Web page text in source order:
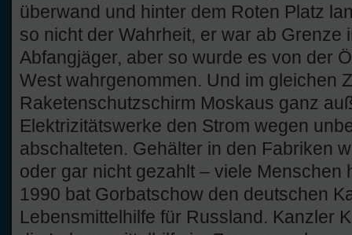
überwand und hinter dem Roten Platz
so nicht der Wahrheit, er war ab Grenze
Abfangjäger, aber so wurde es von der
West wahrgenommen. Und im gleichen
Raketenschutzschirm Moskaus ganz
Elektrizitätswerke den Strom wegen
abschalteten. Gehälter in den Fabriken
oder gar nicht gezahlt – viele Menschen
1990 bat Gorbatschow den deutschen
Lebensmittelhilfe für Russland. Kanzler